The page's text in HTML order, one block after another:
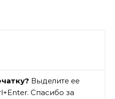
Выделите ее
Спасибо за